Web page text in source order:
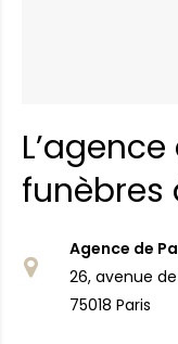
funèbres
Agence de
26, avenue
75018 Paris